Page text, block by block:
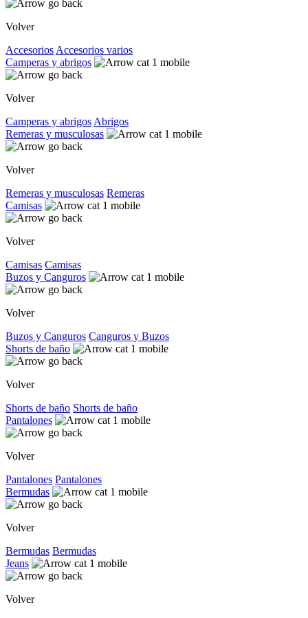
Volver
Accesorios Accesorios varios
Camperas y abrigos
Volver
Camperas y abrigos Abrigos
Remeras y musculosas
Volver
Remeras y musculosas Remeras
Camisas
Volver
Camisas Camisas
Buzos y Canguros
Volver
Buzos y Canguros Canguros y Buzos
Shorts de baño
Volver
Shorts de baño Shorts de baño
Pantalones
Volver
Pantalones Pantalones
Bermudas
Volver
Bermudas Bermudas
Jeans
Volver